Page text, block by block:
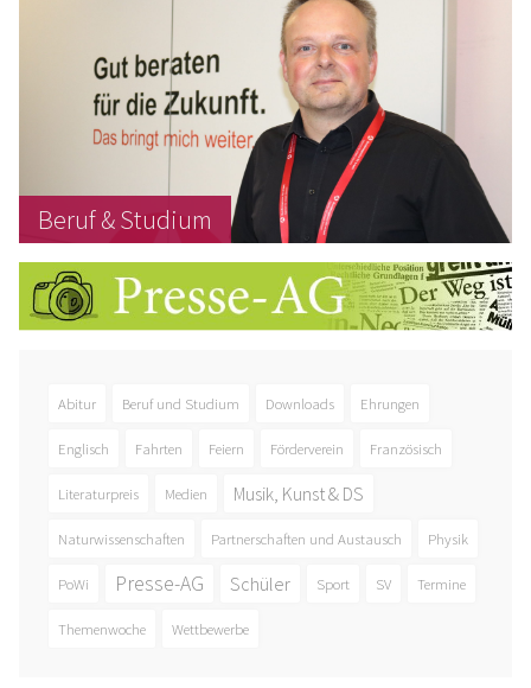
Beruf & Studium
Abitur Beruf und Studium Downloads Ehrungen
Englisch Fahrten Feiern Förderverein Französisch
Literaturpreis Medien Musik, Kunst & DS
Naturwissenschaften Partnerschaften und Austausch Physik
PoWi Presse-AG Schüler Sport SV Termine
Themenwoche Wettbewerbe